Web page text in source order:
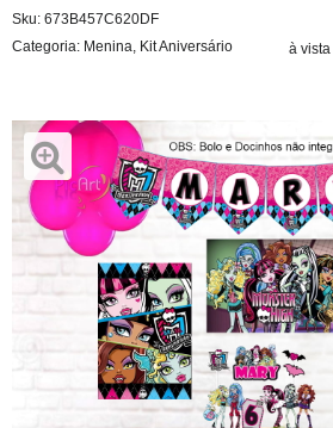
Sku: 673B457C620DF
Categoria: Menina Kit Aniversário à vista